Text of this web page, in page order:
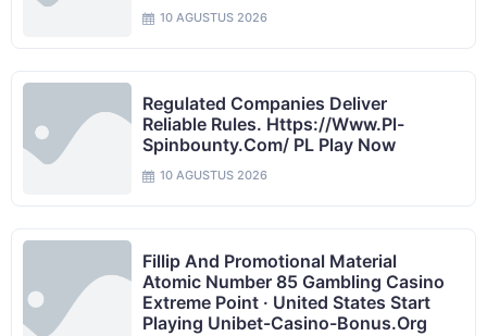
10 AGUSTUS 2026
Regulated Companies Deliver
Reliable Rules. Https://www.pl-
Spinbounty.com/ PL Play Now
10 AGUSTUS 2026
Fillip And Promotional Material
Atomic Number 85 Gambling Casino
Extreme Point · United States Start
Playing Unibet-Casino-Bonus.org